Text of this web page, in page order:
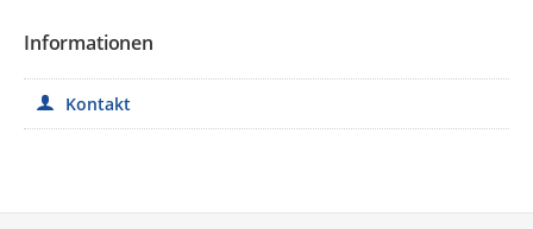
Informationen
Kontakt